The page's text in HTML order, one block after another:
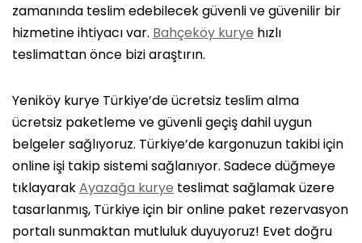
zamanında teslim edebilecek güvenli ve güvenilir bir
hizmetine ihtiyacı var. Bahçeköy kurye hızlı
teslimattan önce bizi araştırın.
Yeniköy kurye Türkiye’de ücretsiz teslim alma
ücretsiz paketleme ve güvenli geçiş dahil uygun
belgeler sağlıyoruz. Türkiye’de kargonuzun takibi için
online işi takip sistemi sağlanıyor. Sadece düğmeye
tıklayarakAyazağa kurye teslimat sağlamak üzere
tasarlanmış, Türkiye için bir online paket rezervasyon
portalı sunmaktan mutluluk duyuyoruz! Evet doğru